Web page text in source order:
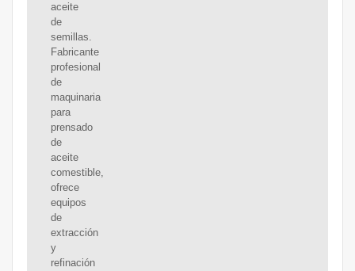
aceite
de
semillas.
Fabricante
profesional
de
maquinaria
para
prensado
de
aceite
comestible,
ofrece
equipos
de
extracción
y
refinación